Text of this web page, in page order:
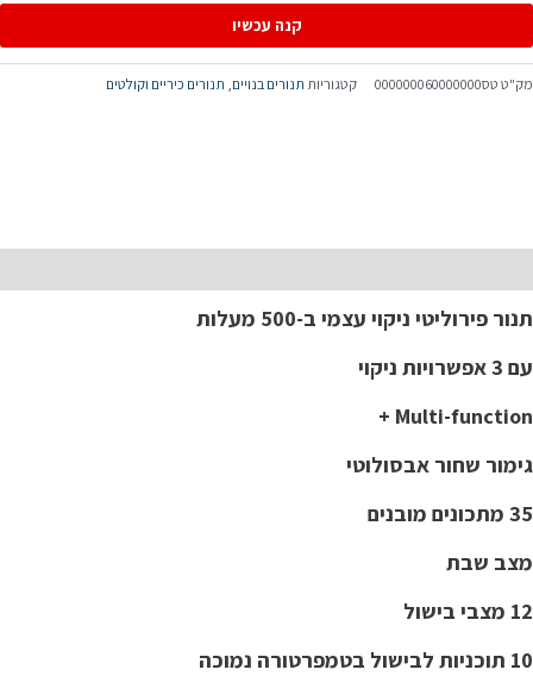
קנה עכשיו
מק"טטס000000060000000 קטגוריות תנורים בנויים, תנורים כיריים וקולטים
תנור פירוליטי ניקוי עצמי ב-500 מעלות
עם 3 אפשרויות ניקוי
Multi-function +
גימור שחור אבסולוטי
35 מתכונים מובנים
מצב שבת
12 מצבי בישול
10 תוכניות לבישול בטמפרטורה נמוכה